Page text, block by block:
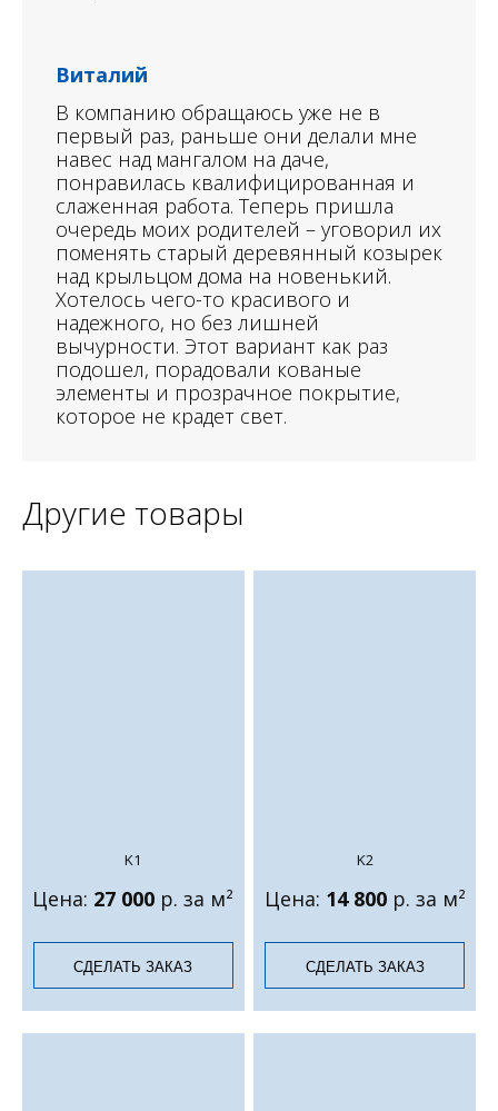
Виталий
В компанию обращаюсь уже не в
первый раз, раньше они делали мне
навес над мангалом на даче,
понравилась квалифицированная и
слаженная работа. Теперь пришла
очередь моих родителей – уговорил их
поменять старый деревянный козырек
над крыльцом дома на новенький.
Хотелось чего-то красивого и
надежного, но без лишней
вычурности. Этот вариант как раз
подошел, порадовали кованые
элементы и прозрачное покрытие,
которое не крадет свет.
Другие товары
K1
Цена: 27 000 р. за м²
СДЕЛАТЬ ЗАКАЗ
K2
Цена: 14 800р. за м²
СДЕЛАТЬ ЗАКАЗ